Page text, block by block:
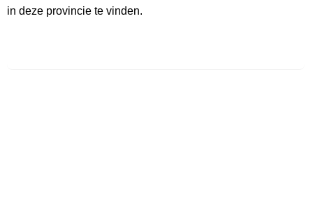
in deze provincie te vinden.